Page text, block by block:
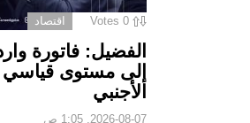
0
Votes اقتصاد
الفضيل: فاتورة
إلى مستوى قياسي
الأجنبي
2026-08-07, 1:05 ص